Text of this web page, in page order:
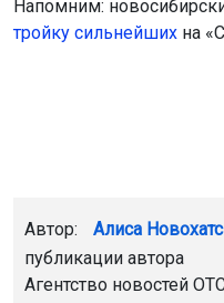
Напомним:
тройку сильнейших на
Автор: Алиса
публикации автора
Агентство новостей